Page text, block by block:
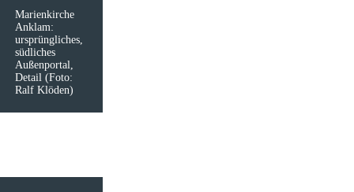
Marienkirche
Anklam:
ursprüngliches,
südliches
Außenportal,
Detail (Foto:
Ralf Klöden)